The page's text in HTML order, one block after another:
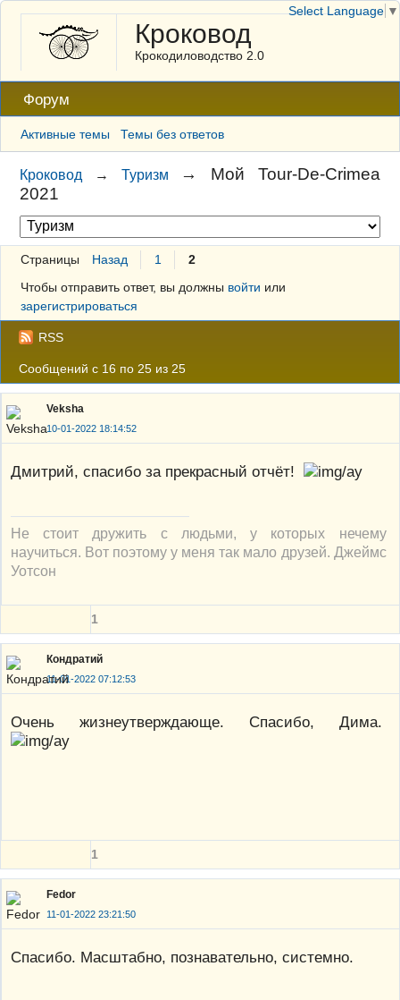
Кроковод
Крокодиловодство 2.0
Форум
Активные темы Темы без ответов
Кроковод → Туризм → Мой Tour-De-Crimea
2021
Страницы Назад 1
2
Чтобы отправить ответ, вы должны войти или
зарегистрироваться
RSS
Сообщений с 16 по 25 из 25
Veksha
10-01-2022 18:14:52
Дмитрий, спасибо за прекрасный отчёт!
Не стоит дружить с людьми, у которых нечему
научиться. Вот поэтому у меня так мало друзей. Джеймс
Уотсон
1
Кондратий
11-01-2022 07:12:53
Очень жизнеутверждающе. Спасибо, Дима.
1
Fedor
11-01-2022 23:21:50
Спасибо. Масштабно, познавательно, системно.
Select Language ▼